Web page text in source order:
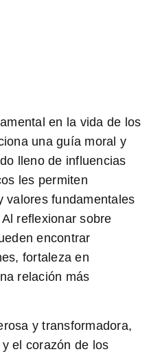
en la vida de los
una guía moral y
lleno de influencias
les permiten
valores fundamentales
reflexionar sobre
encontrar
fortaleza en
relación más
y transformadora,
el corazón de los